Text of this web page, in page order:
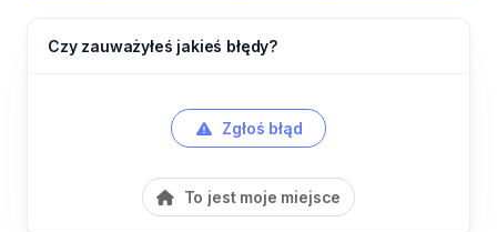
Czy zauważyłeś jakieś błędy?
Zgłoś błąd
To jest moje miejsce